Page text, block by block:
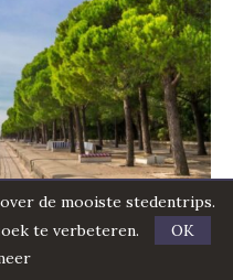
bent, kun je meteen een
kabelbaan ligt aan de rand
de mooiste stedentrips.
te verbeteren.
OK